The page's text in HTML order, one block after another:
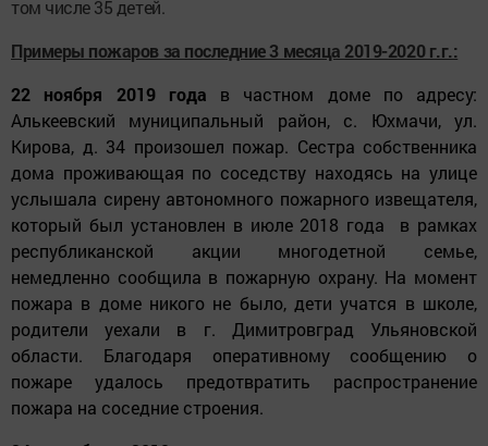
том числе 35 детей.
Примеры пожаров за последние 3 месяца 2019-2020 г.г.:
22 ноября 2019 года в частном доме по адресу:
Алькеевский муниципальный район, с. Юхмачи, ул.
Кирова, д. 34 произошел пожар. Сестра собственника
дома проживающая по соседству находясь на улице
услышала сирену автономного пожарного извещателя,
который был установлен в июле 2018 года в рамках
республиканской акции многодетной семье,
немедленно сообщила в пожарную охрану. На момент
пожара в доме никого не было, дети учатся в школе,
родители уехали в г. Димитровград Ульяновской
области. Благодаря оперативному сообщению о
пожаре удалось предотвратить распространение
пожара на соседние строения.